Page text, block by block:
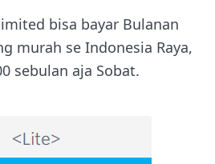
bisa bayar Bulanan
murah se Indonesia Raya,
sebulan aja Sobat.